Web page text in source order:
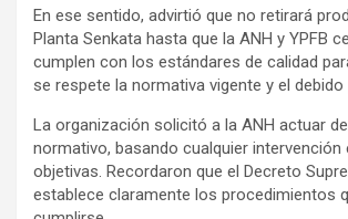
e
r
t
s
e
m
En ese sentido, advirtió que no retirará
Planta Senkata hasta que la ANH y YPFB
cumplen con los estándares de calidad
se respete la normativa vigente y el
La organización solicitó a la ANH actuar
normativo, basando cualquier intervención
objetivas. Recordaron que el Decreto
establece claramente los procedimientos